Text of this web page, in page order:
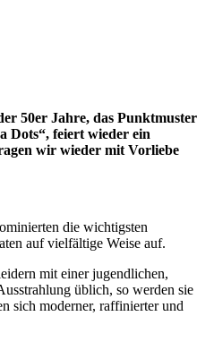
50er Jahre, das Punktmuster
Dots“, feiert wieder ein
wir wieder mit Vorliebe
die wichtigsten
auf vielfältige Weise auf.
mit einer jugendlichen,
üblich, so werden sie
sich moderner, raffinierter und